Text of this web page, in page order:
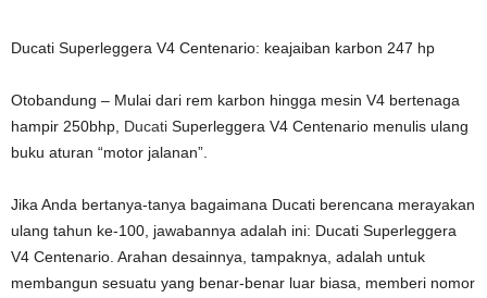
Ducati Superleggera V4 Centenario: keajaiban karbon 247 hp
Otobandung – Mulai dari rem karbon hingga mesin V4 bertenaga
hampir 250bhp, Ducati Superleggera V4 Centenario menulis ulang
buku aturan “motor jalanan”.
Jika Anda bertanya-tanya bagaimana Ducati berencana merayakan
ulang tahun ke-100, jawabannya adalah ini: Ducati Superleggera
V4 Centenario. Arahan desainnya, tampaknya, adalah untuk
membangun sesuatu yang benar-benar luar biasa, memberi nomor